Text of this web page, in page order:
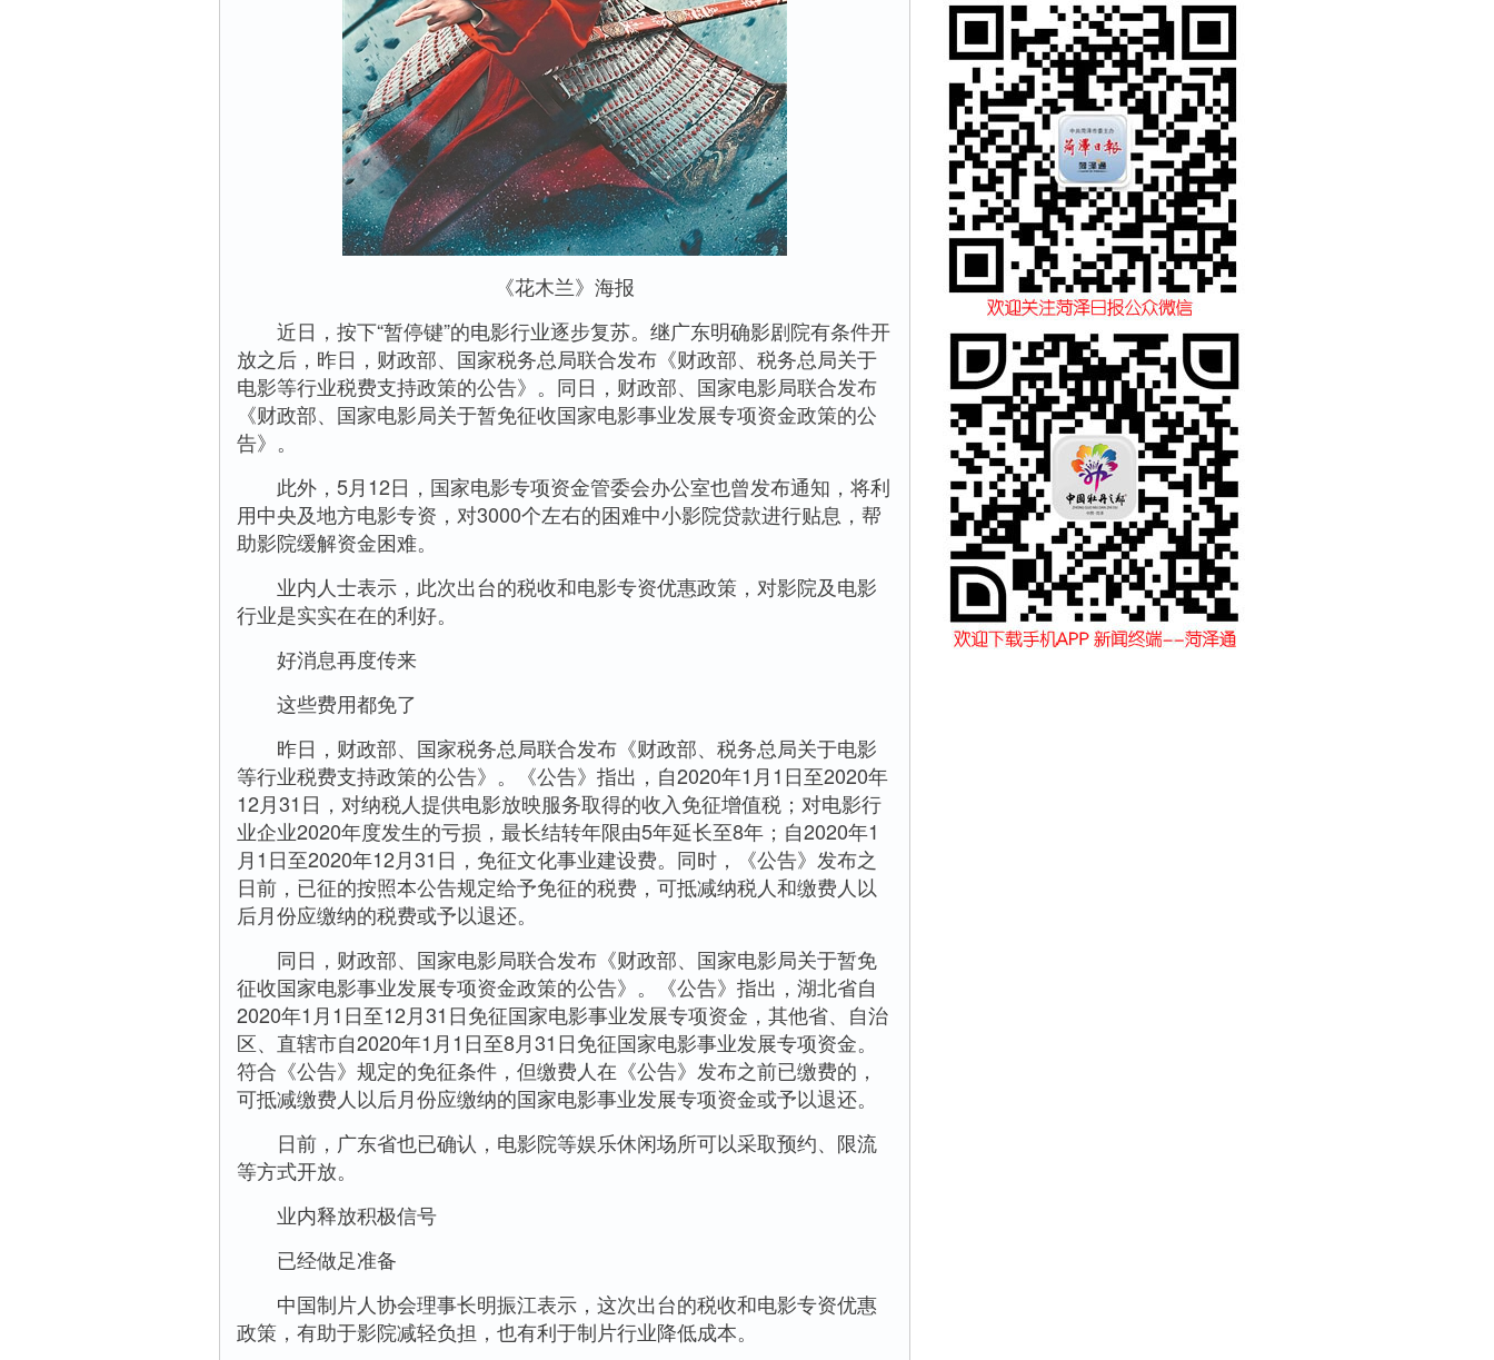
《花木兰》海报
近日，按下“暂停键”的电影行业逐步复苏。继广东明确影剧院有条件开
放之后，昨日，财政部、国家税务总局联合发布《财政部、税务总局关于
电影等行业税费支持政策的公告》。同日，财政部、国家电影局联合发布
《财政部、国家电影局关于暂免征收国家电影事业发展专项资金政策的公
告》。
此外，5月12日，国家电影专项资金管委会办公室也曾发布通知，将利
用中央及地方电影专资，对3000个左右的困难中小影院贷款进行贴息，帮
助影院缓解资金困难。
业内人士表示，此次出台的税收和电影专资优惠政策，对影院及电影
行业是实实在在的利好。
好消息再度传来
这些费用都免了
昨日，财政部、国家税务总局联合发布《财政部、税务总局关于电影
等行业税费支持政策的公告》。《公告》指出，自2020年1月1日至2020年
12月31日，对纳税人提供电影放映服务取得的收入免征增值税；对电影行
业企业2020年度发生的亏损，最长结转年限由5年延长至8年；自2020年1
月1日至2020年12月31日，免征文化事业建设费。同时，《公告》发布之
日前，已征的按照本公告规定给予免征的税费，可抵减纳税人和缴费人以
后月份应缴纳的税费或予以退还。
同日，财政部、国家电影局联合发布《财政部、国家电影局关于暂免
征收国家电影事业发展专项资金政策的公告》。《公告》指出，湖北省自
2020年1月1日至12月31日免征国家电影事业发展专项资金，其他省、自治
区、直辖市自2020年1月1日至8月31日免征国家电影事业发展专项资金。
符合《公告》规定的免征条件，但缴费人在《公告》发布之前已缴费的，
可抵减缴费人以后月份应缴纳的国家电影事业发展专项资金或予以退还。
日前，广东省也已确认，电影院等娱乐休闲场所可以采取预约、限流
等方式开放。
业内释放积极信号
已经做足准备
中国制片人协会理事长明振江表示，这次出台的税收和电影专资优惠
政策，有助于影院减轻负担，也有利于制片行业降低成本。